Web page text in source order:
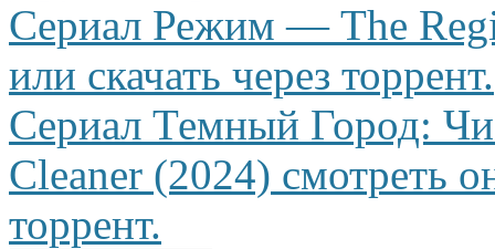
Сериал Режим — The
или скачать через торрент.
Сериал Темный Город:
Cleaner (2024) смотреть
торрент.